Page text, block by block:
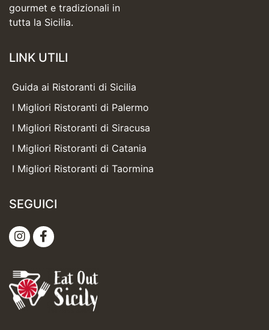
gourmet e tradizionali in
tutta la Sicilia.
LINK UTILI
Guida ai Ristoranti di Sicilia
I Migliori Ristoranti di Palermo
I Migliori Ristoranti di Siracusa
I Migliori Ristoranti di Catania
I Migliori Ristoranti di Taormina
SEGUICI